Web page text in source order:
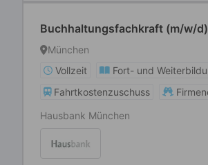
Buchhaltungsfachkraft (m/w/d)
München
Vollzeit
Fort- und
Fahrtkostenzuschuss
Hausbank München